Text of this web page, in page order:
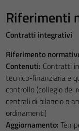
Riferimenti
Contratti integrativi
Riferimento
Contenuti: Contratti
tecnico-finanziaria e
controllo (collegio dei
centrali di bilancio o
ordinamenti)
Aggiornamento: